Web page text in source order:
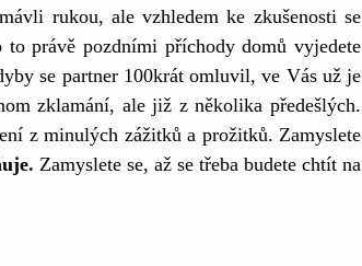
rukou, ale vzhledem ke zkušenosti se
právě pozdními příchody domů vyjedete
se partner 100krát omluvil, ve Vás už je
zklamání, ale již z několika předešlých.
z minulých zážitků a prožitků. Zamyslete
Zamyslete se, až se třeba budete chtít na